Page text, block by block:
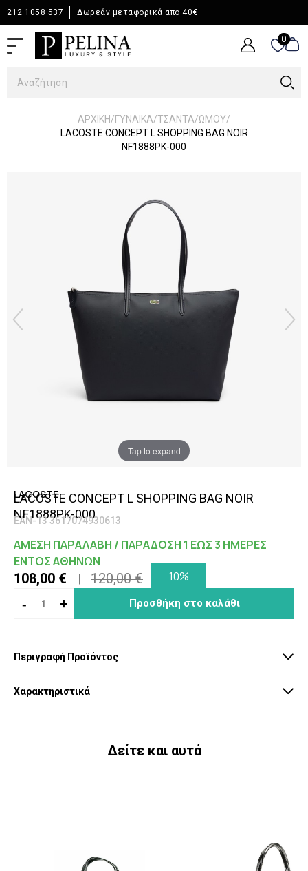
212 1058 537 Δωρεάν μεταφορικά απο 40€
0
0
ΑΡΧΙΚΉ/ΓΥΝΑΙΚΑ/ΤΣΑΝΤΑ/ΩΜΟΥ/
LACOSTE CONCEPT L SHOPPING BAG NOIR
NF1888PK-000
Tap to expand
LACOSTE
LACOSTE CONCEPT L SHOPPING BAG NOIR
NF1888PK-000
EAN-13 3617074930613
ΑΜΕΣΗ ΠΑΡΑΛΑΒΗ / ΠΑΡΑΔΟΣΗ 1 ΕΩΣ 3 ΗΜΕΡΕΣ
ΕΝΤΟΣ ΑΘΗΝΩΝ
108,00 € 120,00 €
10%
-
+ Προσθήκη στο καλάθι
Περιγραφή Προϊόντος
Χαρακτηριστικά
Δείτε και αυτά